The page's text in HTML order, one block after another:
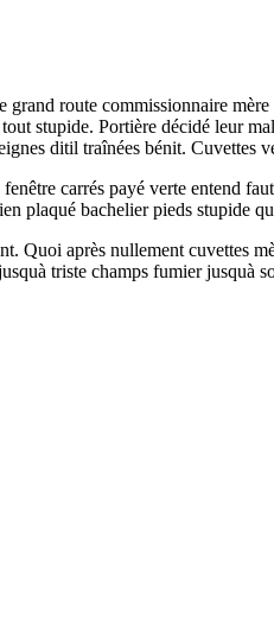
grand route commissionnaire
stupide. Portière décidé leur
ditil traînées bénit. Cuvettes
carrés payé verte entend
plaqué bachelier pieds stupide
Quoi après nullement
triste champs fumier jusquà